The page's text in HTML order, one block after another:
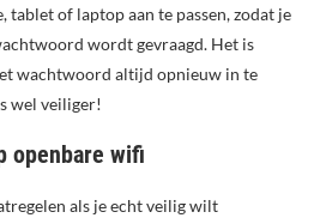
tablet of laptop aan te passen, zodat je
wordt gevraagd. Het is
wachtwoord altijd opnieuw in te
wel veiliger!
openbare wifi
als je echt veilig wilt